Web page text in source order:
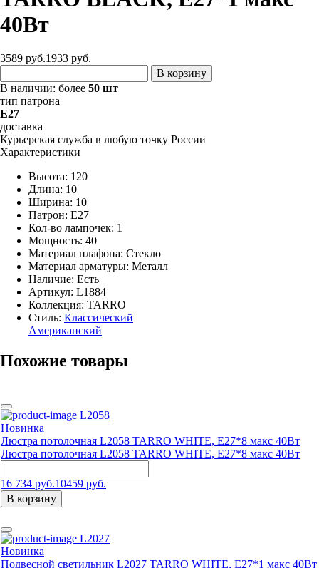
40Вт
3589 руб.1933 руб.
В корзину
В наличии: более 50 шт
тип патрона
E27
доставка
Курьерская служба в любую точку России
Характеристики
Высота: 120
Длина: 10
Ширина: 10
Патрон: E27
Кол-во лампочек: 1
Мощность: 40
Материал плафона: Стекло
Материал арматуры: Металл
Наличие: Есть
Артикул: L1884
Коллекция: TARRO
Стиль: Классический
Американский
Похожие товары
L2058
Новинка
Люстра потолочная L2058 TARRO WHITE, E27*8 макс 40Вт
Люстра потолочная L2058 TARRO WHITE, E27*8 макс 40Вт
16 734 руб.10459 руб.
В корзину
L2027
Новинка
Подвесной светильник L2027 TARRO WHITE, Е27*1 макс 40Вт